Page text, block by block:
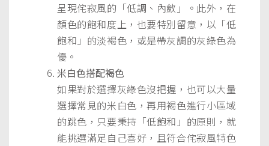
呈現侘寂風的「低調、內斂」。此外，在
顏色的飽和度上，也要特別留意，以「低
飽和」的淡褐色，或是帶灰調的灰綠色為
優。
米白色搭配褐色
如果對於選擇灰綠色沒把握，也可以大量
選擇常見的米白色，再用褐色進行小區域
的跳色，只要秉持「低飽和」的原則，就
能挑選滿足自己喜好，且符合侘寂風特色